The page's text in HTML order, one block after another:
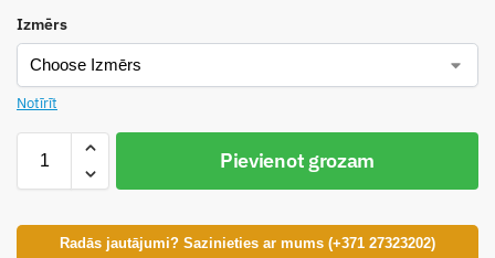
Izmērs
Notīrīt
Pievienot grozam
Radās jautājumi? Sazinieties ar mums (+371 27323202)